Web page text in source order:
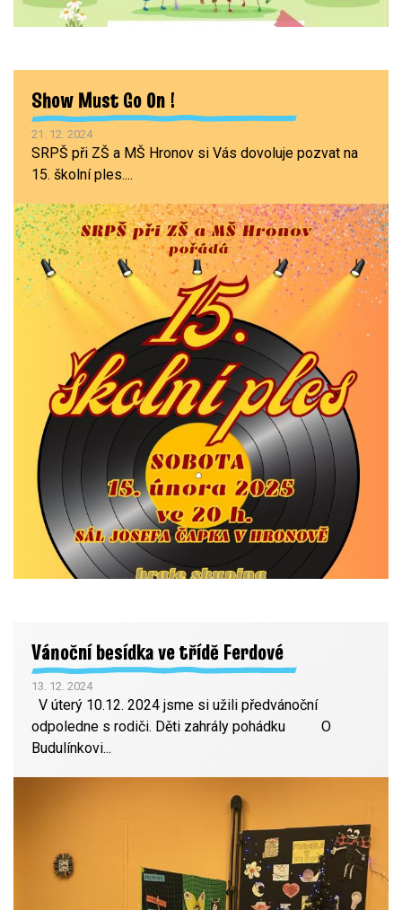
Show Must Go On !
21. 12. 2024
SRPŠ při ZŠ a MŠ Hronov si Vás dovoluje pozvat na
15. školní ples....
Vánoční besídka ve třídě Ferdové
13. 12. 2024
V úterý 10.12. 2024 jsme si užili předvánoční
odpoledne s rodiči. Děti zahrály pohádku O
Budulínkovi...